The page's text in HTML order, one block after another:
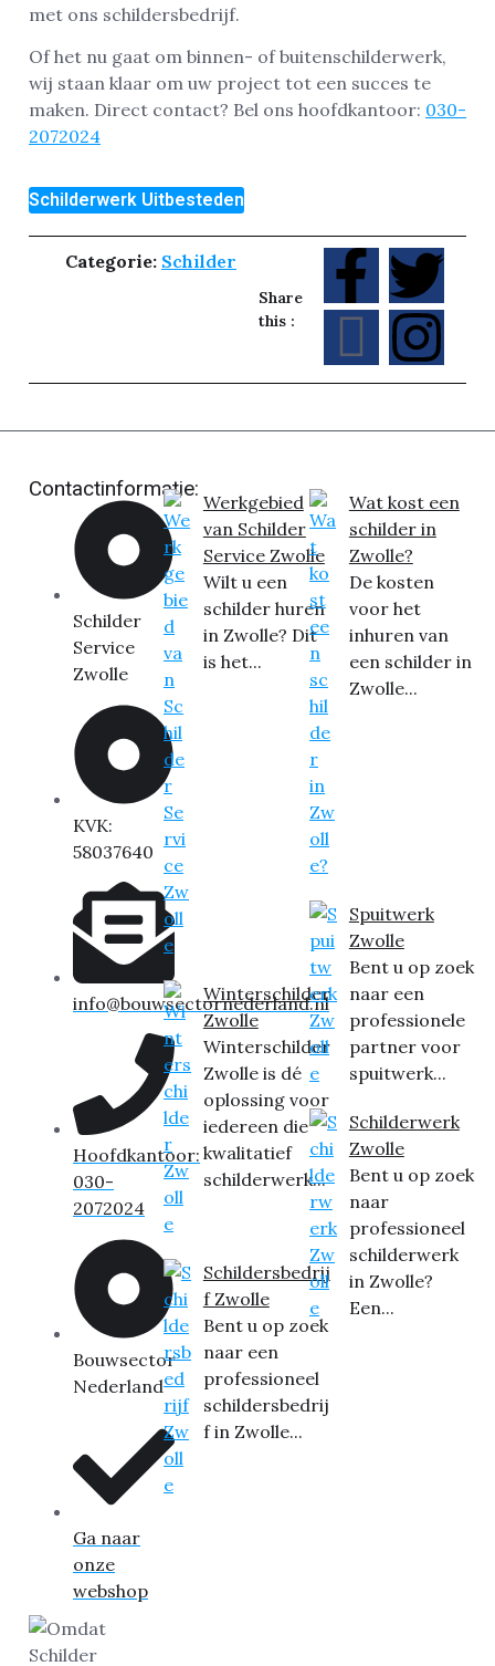
met ons schildersbedrijf.
Of het nu gaat om binnen- of buitenschilderwerk,
wij staan klaar om uw project tot een succes te
maken. Direct contact? Bel ons hoofdkantoor: 030-
2072024
Schilderwerk Uitbesteden
Categorie: Schilder
Share
this :
Contactinformatie:
Schilder
Service
Zwolle
KVK:
58037640
info@bouwsectornederland.nl
Hoofdkantoor:
030-
2072024
Bouwsector
Nederland
Ga naar
onze
webshop
Werkgebied
van Schilder
Service Zwolle
Wilt u een
schilder huren
in Zwolle? Dit
is het...
Winterschilder
Zwolle
Winterschilder
Zwolle is dé
oplossing voor
iedereen die
kwalitatief
schilderwerk...
Schildersbedrij
f Zwolle
Bent u op zoek
naar een
professioneel
schildersbedrij
f in Zwolle...
Wat kost een
schilder in
Zwolle?
De kosten
voor het
inhuren van
een schilder in
Zwolle...
Spuitwerk
Zwolle
Bent u op zoek
naar een
professionele
partner voor
spuitwerk...
Schilderwerk
Zwolle
Bent u op zoek
naar
professioneel
schilderwerk
in Zwolle?
Een...